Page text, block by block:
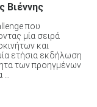
Βιέννης
που
μία σειρά
και
ετήσια εκδήλωση
των προηγμένων